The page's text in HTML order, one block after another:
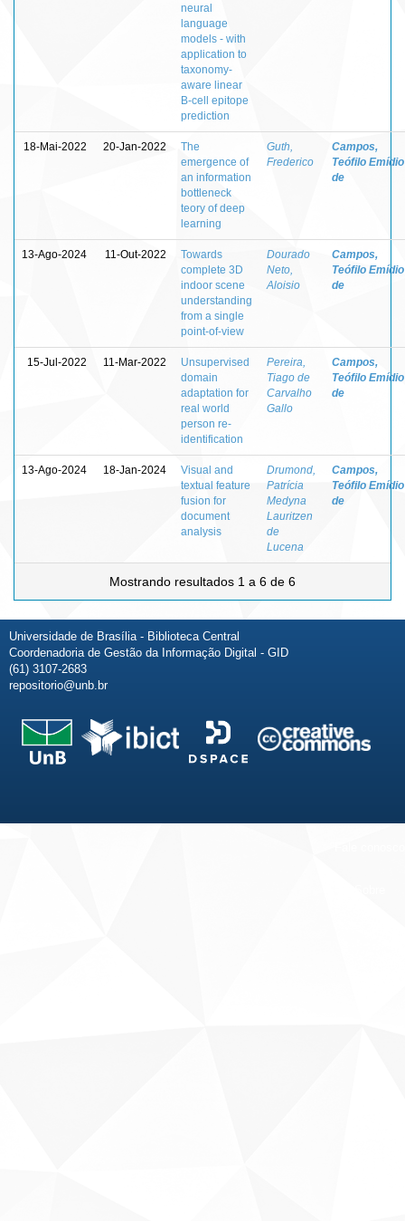
neural
language
models - with
application to
taxonomy-
aware linear
B-cell epitope
prediction
18-Mai-2022 20-Jan-2022
The
emergence of
an information
bottleneck
teory of deep
learning
Guth,
Frederico
Campos,
Teófilo Emídio
de
13-Ago-2024 11-Out-2022
Towards
complete 3D
indoor scene
understanding
from a single
point-of-view
Dourado
Neto,
Aloisio
Campos,
Teófilo Emídio
de
15-Jul-2022 11-Mar-2022
Unsupervised
domain
adaptation for
real world
person re-
identification
Pereira,
Tiago de
Carvalho
Gallo
Campos,
Teófilo Emídio
de
13-Ago-2024 18-Jan-2024
Visual and
textual feature
fusion for
document
analysis
Drumond,
Patrícia
Medyna
Lauritzen
de
Lucena
Campos,
Teófilo Emídio
de
Mostrando resultados 1 a 6 de 6
Universidade de Brasília - Biblioteca Central
Coordenadoria de Gestão da Informação Digital - GID
(61) 3107-2683
repositorio@unb.br